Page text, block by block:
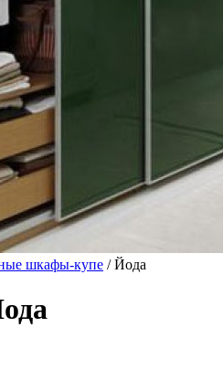
шкафы-купе / Йода